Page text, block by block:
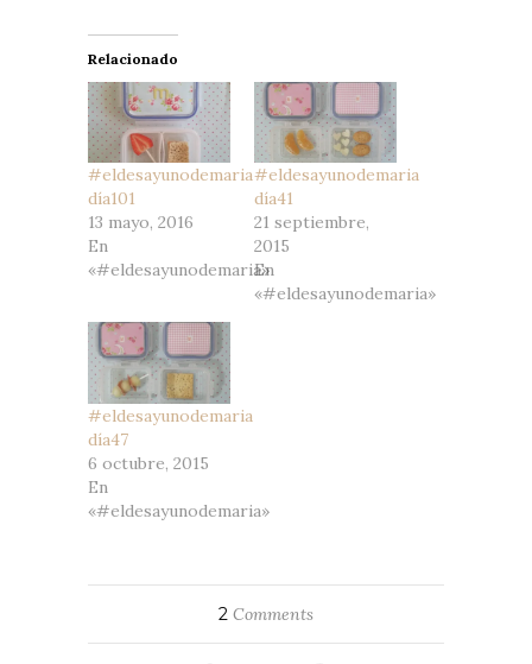
Relacionado
#eldesayunodemaria
día101
13 mayo, 2016
En
«#eldesayunodemaria»
#eldesayunodemaria
día41
21 septiembre,
2015
En
«#eldesayunodemaria»
#eldesayunodemaria
día47
6 octubre, 2015
En
«#eldesayunodemaria»
2 Comments